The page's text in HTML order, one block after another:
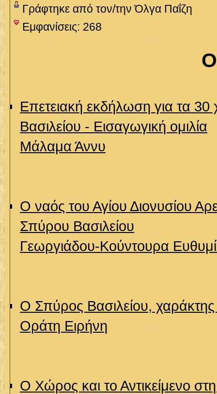
Γράφτηκε από τον/την Όλγα Παΐζη
Εμφανίσεις: 268
Επετειακή εκδήλωση για τα
Βασιλείου - Εισαγωγική ομιλία
Μάλαμα Άννυ
Ο ναός του Αγίου Διονυσίου
Σπύρου Βασιλείου
Γεωργιάδου-Κούντουρα
Ο Σπύρος Βασιλείου, χαράκτης
Οράτη Ειρήνη
Ο Χώρος και το Αντικείμενο